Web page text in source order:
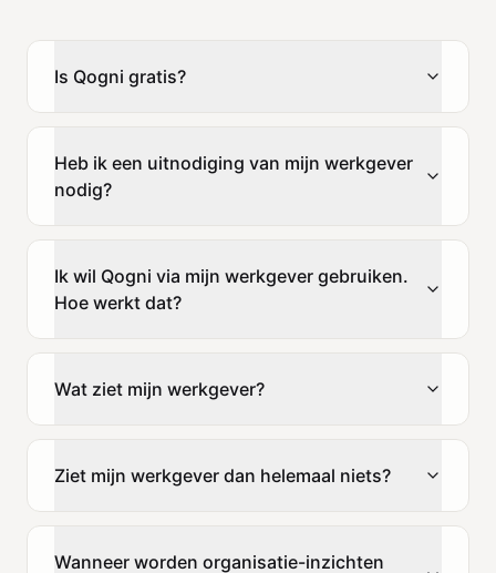
Is Qogni gratis?
Heb ik een uitnodiging van mijn werkgever
nodig?
Ik wil Qogni via mijn werkgever gebruiken.
Hoe werkt dat?
Wat ziet mijn werkgever?
Ziet mijn werkgever dan helemaal niets?
Wanneer worden organisatie-inzichten